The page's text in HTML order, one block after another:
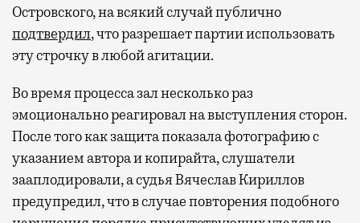
Островского, на всякий случай публично
подтвердил, что разрешает партии использовать
эту строчку в любой агитации.
Во время процесса зал несколько раз
эмоционально реагировал на выступления сторон.
После того как защита показала фотографию с
указанием автора и копирайта, слушатели
зааплодировали, а судья Вячеслав Кириллов
предупредил, что в случае повторения подобного